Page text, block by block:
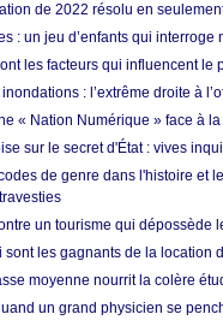
de 2022 résolu en
: un jeu d’enfants qui interroge
les facteurs qui influencent le
: l’extrême droite à
« Nation Numérique » face à
sur le secret d'État : vives
de genre dans l'histoire et
un tourisme qui dépossède
sont les gagnants de la location
moyenne nourrit la colère
un grand physicien se